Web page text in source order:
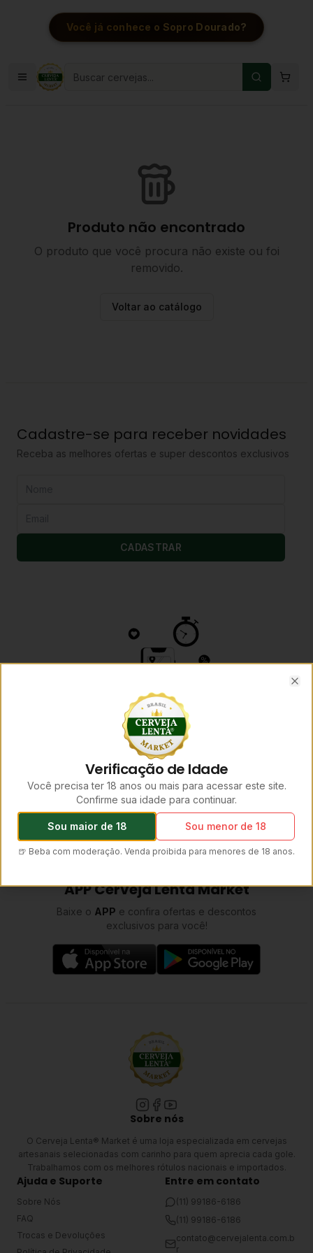
Você já conhece o Sopro Dourado?
Produto não encontrado
O produto que você procura não existe ou foi
removido.
Voltar ao catálogo
Cadastre-se para receber novidades
Receba as melhores ofertas e super descontos exclusivos
CADASTRAR
APP Cerveja Lenta Market
Baixe o APP e confira ofertas e descontos
exclusivos para você!
Sobre nós
O Cerveja Lenta® Market é uma loja especializada em cervejas
artesanais selecionadas com carinho para quem aprecia cada gole.
Trabalhamos com os melhores rótulos nacionais e importados.
Ajuda e Suporte
Sobre Nós
FAQ
Trocas e Devoluções
Entre em contato
(11) 99186-6186
(11) 99186-6186
contato@cervejalenta.com.b
r
Verificação de Idade
Você precisa ter 18 anos ou mais para acessar este site.
Confirme sua idade para continuar.
Sou maior de 18 Sou menor de 18
🍺 Beba com moderação. Venda proibida para menores de 18 anos.